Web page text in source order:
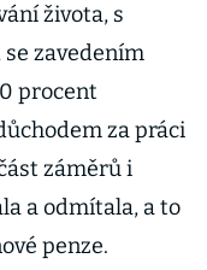
života, s
zavedením
procent
za práci
záměrů i
a odmítala, a to
penze.